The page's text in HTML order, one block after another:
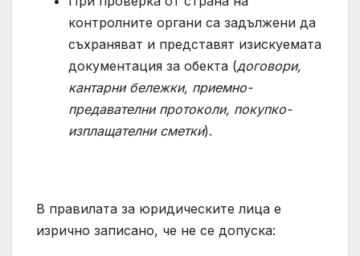
контролните органи са задължени да
съхраняват и представят изискуемата
документация за обекта (договори,
кантарни бележки, приемно-
предавателни протоколи, покупко-
изплащателни сметки).
В правилата за юридическите лица е
изрично записано, че не се допуска: